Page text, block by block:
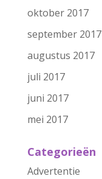
oktober 2017
september 2017
augustus 2017
juli 2017
juni 2017
mei 2017
Categorieën
Advertentie